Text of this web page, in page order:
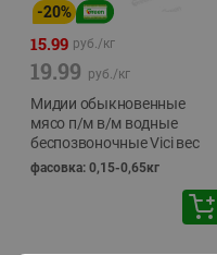
-20%
15.99 руб./кг
19.99 руб./кг
Мидии обыкновенные
мясо п/м в/м водные
беспозвоночные Vici вес
фасовка: 0,15-0,65кг